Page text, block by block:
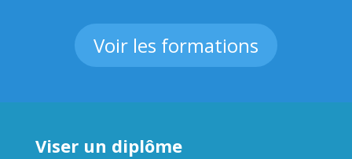
Voir les formations
Viser un diplôme